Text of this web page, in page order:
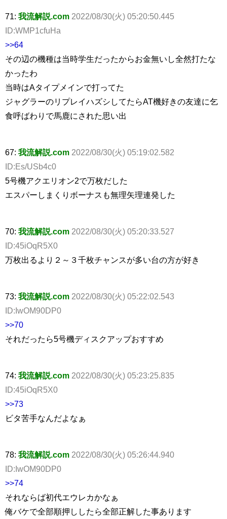
71: 我流解説.com 2022/08/30(火) 05:20:50.445
ID:WMP1cfuHa
>>64
その辺の機種は当時学生だったからお金無いし全然打たな
かったわ
当時はAタイプメインで打ってた
ジャグラーのリプレイハズシしてたらAT機好きの友達に乞
食呼ばわりで馬鹿にされた思い出
67: 我流解説.com 2022/08/30(火) 05:19:02.582
ID:Es/USb4c0
5号機アクエリオン2で万枚だした
エスパーしまくりボーナスも無理矢理連発した
70: 我流解説.com 2022/08/30(火) 05:20:33.527
ID:45iOqR5X0
万枚出るより２～３千枚チャンスが多い台の方が好き
73: 我流解説.com 2022/08/30(火) 05:22:02.543
ID:IwOM90DP0
>>70
それだったら5号機ディスクアップおすすめ
74: 我流解説.com 2022/08/30(火) 05:23:25.835
ID:45iOqR5X0
>>73
ビタ苦手なんだよなぁ
78: 我流解説.com 2022/08/30(火) 05:26:44.940
ID:IwOM90DP0
>>74
それならば初代エウレカかなぁ
俺バケで全部順押ししたら全部正解した事あります